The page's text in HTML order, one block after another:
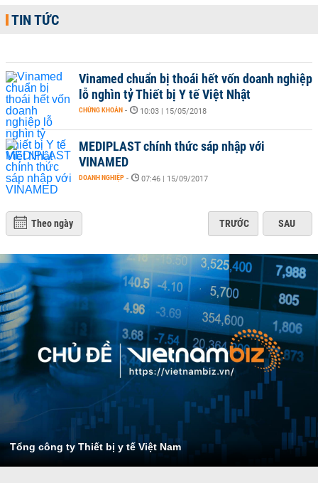
TIN TỨC
Vinamed chuẩn bị thoái hết vốn doanh nghiệp
lỗ nghìn tỷ Thiết bị Y tế Việt Nhật
CHỨNG KHOÁN - 10:03 | 15/05/2018
MEDIPLAST chính thức sáp nhập với
VINAMED
DOANH NGHIỆP - 07:46 | 15/09/2017
Theo ngày TRƯỚC SAU
Tổng công ty Thiết bị y tế Việt Nam